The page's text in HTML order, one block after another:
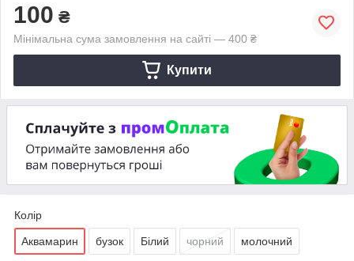
100 ₴
Мінімальна сума замовлення на сайті — 400 ₴
Купити
Колір
Аквамарин бузок Білий чорний молочний